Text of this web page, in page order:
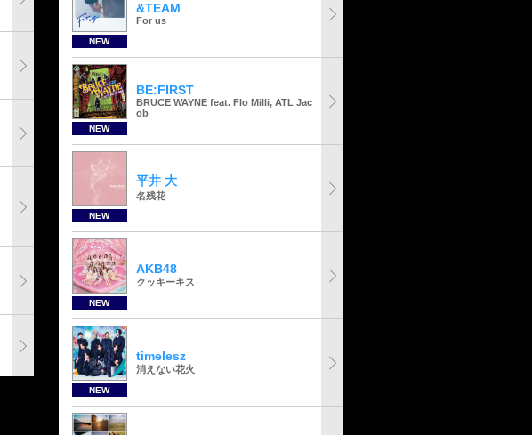
NEW
&TEAM
For us
NEW
BE:FIRST
BRUCE WAYNE feat. Flo Milli, ATL Jac
ob
NEW
平井 大
名残花
NEW
AKB48
クッキーキス
NEW
timelesz
消えない花火